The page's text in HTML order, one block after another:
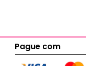
Pague com